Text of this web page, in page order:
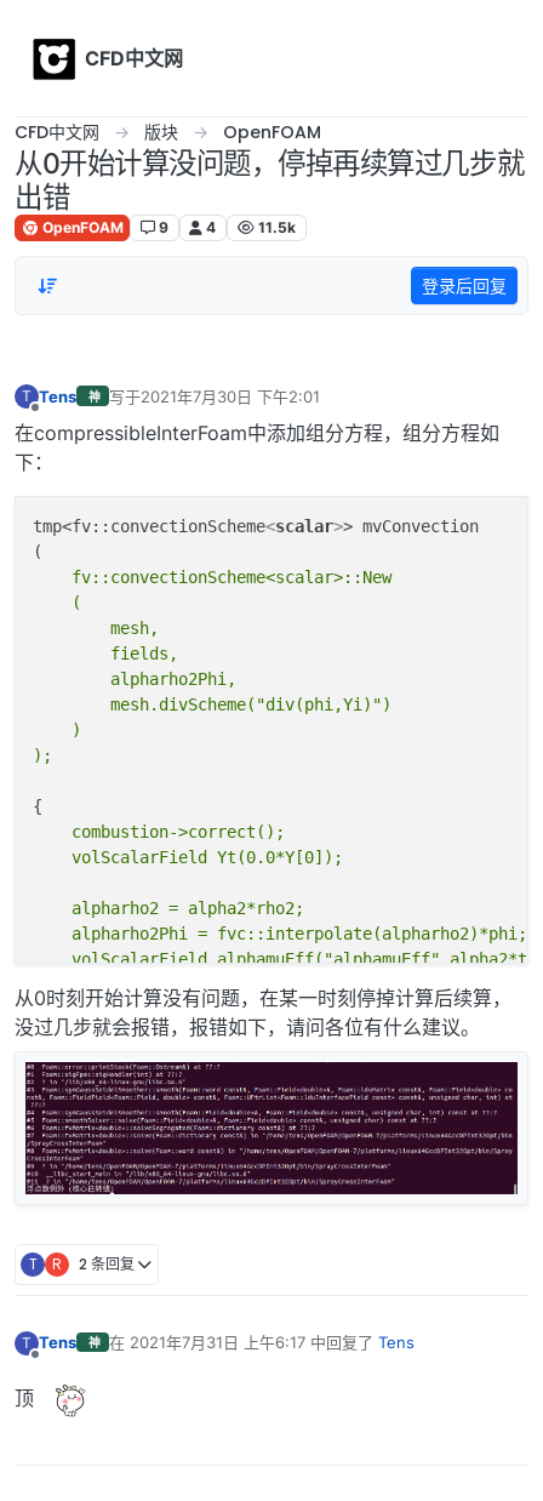
CFD中文网
CFD中文网 版块 OpenFOAM
从0开始计算没问题，停掉再续算过几步就
出错
OpenFOAM 9 4 11.5k
登录后回复
T Tens 神 写于2021年7月30日 下午2:01
最后由 编辑
在compressibleInterFoam中添加组分方程，组分方程如
下：
tmp<fv::convectionScheme<scalar>> mvConvection
    fv::convectionScheme<scalar>::New
    (
        mesh,
        fields,
        alpharho2Phi,
        mesh.divScheme("div(phi,Yi)")
    )
    combustion->correct();
    alpharho2 = alpha2*rho2;
    alpharho2Phi = fvc::interpolate(alpharho2)*phi;
    forAll(Y, i)
    {
if (i != inertIndex &&
        {
            fvScalarMatrix YEqn
            (
              - fvm::laplacian(alphamuEff, Yi)
              + combustion->R(Yi)
从0时刻开始计算没有问题，在某一时刻停掉计算后续算，
没过几步就会报错，报错如下，请问各位有什么建议。
T R 2 条回复
T
离线
Tens 神 在 2021年7月31日 上午6:17中回复了 Tens
最后由 编辑
顶